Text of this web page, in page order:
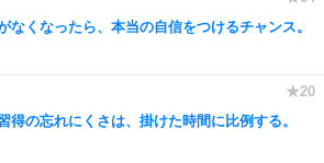
なくなったら、本当の自信をつけるチャンス。
得の忘れにくさは、掛けた時間に比例する。